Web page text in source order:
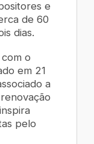
e
de 60
dias.
o
em 21
a
pelo